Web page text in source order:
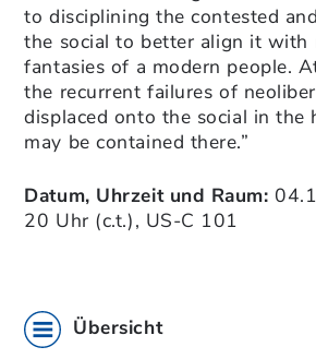
to disciplining the contested
the social to better align it with
fantasies of a modern people.
the recurrent failures of
displaced onto the social in the
may be contained there.”
Datum, Uhrzeit und Raum:
20 Uhr (c.t.), US-C 101
Übersicht